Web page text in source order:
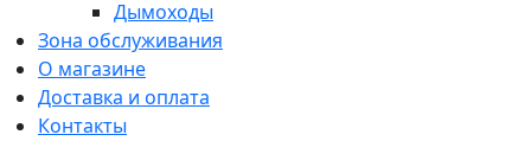
Дымоходы
Зона обслуживания
О магазине
Доставка и оплата
Контакты